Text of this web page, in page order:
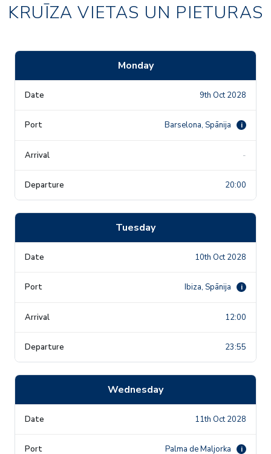
KRUĪZA VIETAS UN PIETURAS
Monday
9th Oct 2028
Barselona, Spānija i
-
20:00
Tuesday
10th Oct 2028
Ibiza, Spānija i
12:00
23:55
Wednesday
11th Oct 2028
Palma de Maljorka i